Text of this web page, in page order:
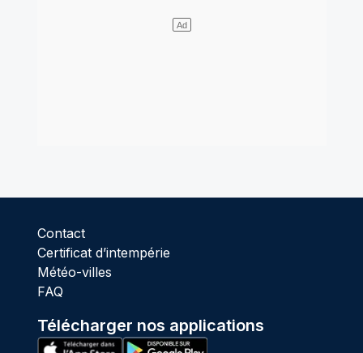
Contact
Certificat d’intempérie
Météo-villes
FAQ
Télécharger nos applications